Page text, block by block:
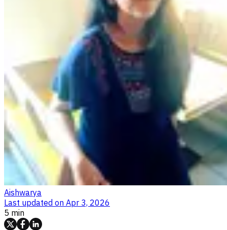
Aishwarya
Last updated on Apr 3, 2026
5 min